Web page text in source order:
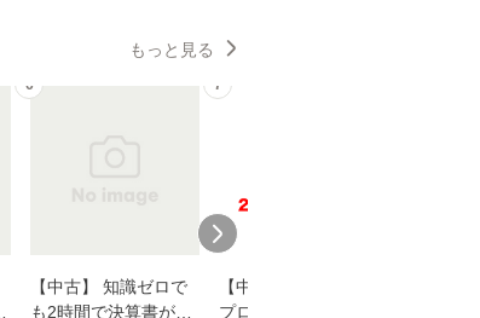
もっと見る
6
【中古】 知識ゼロで
も2時間で決算書が読
7
【中古】 野ブタ。を
プロデュース [DVD-B